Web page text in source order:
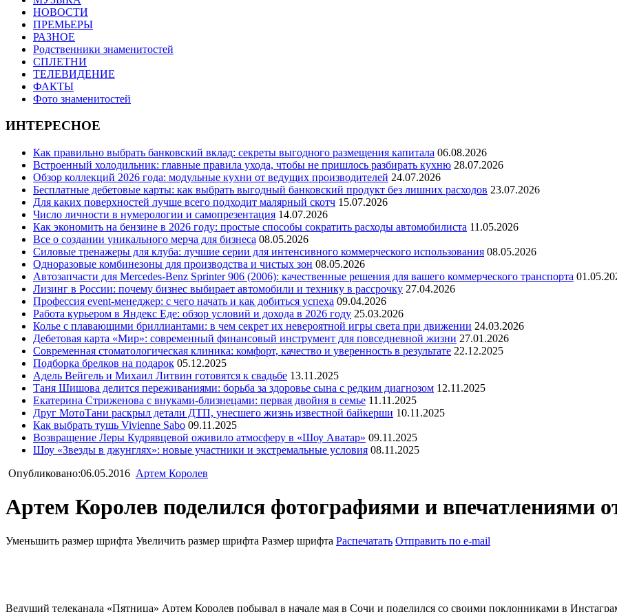
НОВОСТИ
ПРЕМЬЕРЫ
РАЗНОЕ
Родственники знаменитостей
СПЛЕТНИ
ТЕЛЕВИДЕНИЕ
ФАКТЫ
Фото знаменитостей
ИНТЕРЕСНОЕ
Как правильно выбрать банковский вклад: секреты выгодного размещения капитала 06.08.2026
Встроенный холодильник: главные правила ухода, чтобы не пришлось разбирать кухню 28.07.2026
Обзор коллекций 2026 года: модульные кухни от ведущих производителей 24.07.2026
Бесплатные дебетовые карты: как выбрать выгодный банковский продукт без лишних расходов 23.07.2026
Для каких поверхностей лучше всего подходит малярный скотч 15.07.2026
Число личности в нумерологии и самопрезентация 14.07.2026
Как экономить на бензине в 2026 году: простые способы сократить расходы автомобилиста 11.05.2026
Все о создании уникального мерча для бизнеса 08.05.2026
Силовые тренажеры для клуба: лучшие серии для интенсивного коммерческого использования 08.05.2026
Одноразовые комбинезоны для производства и чистых зон 08.05.2026
Автозапчасти для Mercedes-Benz Sprinter 906 (2006): качественные решения для вашего коммерческого транспорта
Лизинг в России: почему бизнес выбирает автомобили и технику в рассрочку 27.04.2026
Профессия event-менеджер: с чего начать и как добиться успеха 09.04.2026
Работа курьером в Яндекс Еде: обзор условий и дохода в 2026 году 25.03.2026
Колье с плавающими бриллиантами: в чем секрет их невероятной игры света при движении 24.03.2026
Дебетовая карта «Мир»: современный финансовый инструмент для повседневной жизни 27.01.2026
Современная стоматологическая клиника: комфорт, качество и уверенность в результате 22.12.2025
Подборка брелков на подарок 05.12.2025
Адель Вейгель и Михаил Литвин готовятся к свадьбе 13.11.2025
Таня Шишова делится переживаниями: борьба за здоровье сына с редким диагнозом 12.11.2025
Екатерина Стриженова с внуками-близнецами: первая двойня в семье 11.11.2025
Друг МотоТани раскрыл детали ДТП, унесшего жизнь известной байкерши 10.11.2025
Как выбрать тушь Vivienne Sabo 09.11.2025
Возвращение Леры Кудрявцевой оживило атмосферу в «Шоу Аватар» 09.11.2025
Шоу «Звезды в джунглях»: новые участники и экстремальные условия 08.11.2025
Опубликовано:06.05.2016 Артем Королев
Артем Королев поделился фотографиями и впечатлениями
Уменьшить размер шрифта Увеличить размер шрифта Размер шрифта Распечатать Отправить по e-mail
Ведущий телеканала «Пятница» Артем Королев побывал в начале мая в Сочи и поделился со своими поклонниками в